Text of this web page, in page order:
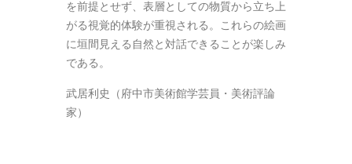
を前提とせず、表層としての物質から立ち上
がる視覚的体験が重視される。これらの絵画
に垣間見える自然と対話できることが楽しみ
である。
武居利史（府中市美術館学芸員・美術評論
家）